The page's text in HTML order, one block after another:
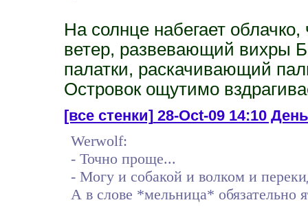
На солнце набегает
ветер, развевающий вихры
палатки, раскачивающий
Островок ощутимо
[все стенки]28-Oct-09 14:10
Werwolf:
- Точно проще...
- Могу и собакой и волком и
А в слове *мельница* обязательно